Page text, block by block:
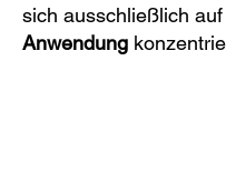
sich ausschließlich auf
Anwendung